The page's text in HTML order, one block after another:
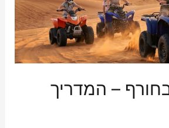
– המדריך